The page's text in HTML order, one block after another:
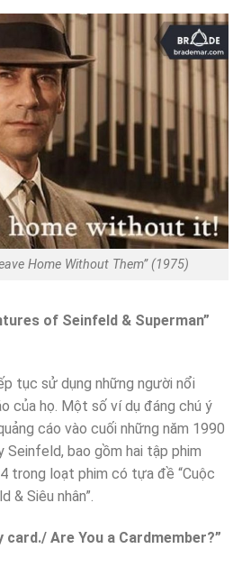
Home Without Them” (1975)
of Seinfeld & Superman”
tục sử dụng những người nổi
của họ. Một số ví dụ đáng chú ý
cáo vào cuối những năm 1990
Seinfeld, bao gồm hai tập phim
trong loạt phim có tựa đề “Cuộc
& Siêu nhân”.
card./ Are You a Cardmember?”